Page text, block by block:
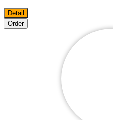
Detail
Order